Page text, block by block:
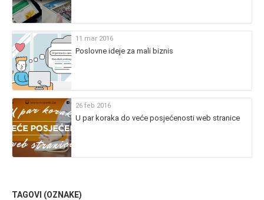
11 mar 2016
Poslovne ideje za mali biznis
26 feb 2016
U par koraka do veće posjećenosti web stranice
TAGOVI (OZNAKE)